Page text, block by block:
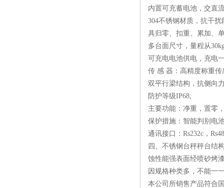
内置可充蓄电池
304不锈钢材质，抗
具归零、扣重、累
多台面尺寸，量程从
可充电电池供电，充电
传 感 器：高精
双平行梁结构
防护等级IP68;
主要功能：净重，置
保护措施：智能判别电
通讯接口：Rs232c，
四、不锈钢台秤秤台结
蚀性能强表面经喷砂烤
因规格种类多，不能一
本公司所销售产品符合